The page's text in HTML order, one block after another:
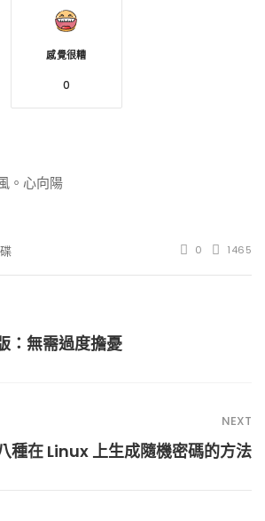
感覺很糟
0
。心向陽
0 1465
：無需過度擔憂
NEXT
種在 Linux 上生成隨機密碼的方法